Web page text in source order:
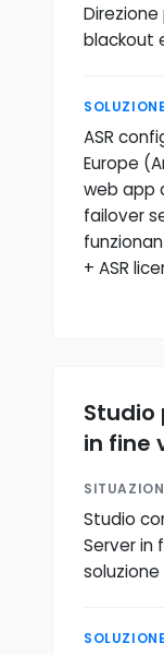
blackout
ASR
Europe
web app
failover
+ ASR
Studio
in fine
Studio
Server in